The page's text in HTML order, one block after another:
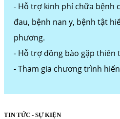
- Hỗ trợ kinh phí chữa bệnh
đau, bệnh nan y, bệnh tật
phương.
- Hỗ trợ đồng bào gặp thiên
- Tham gia chương trình
TIN TỨC - SỰ KIỆN